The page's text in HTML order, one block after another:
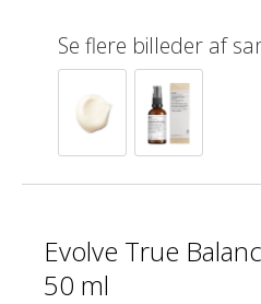
Se flere billeder af
Evolve True
50 ml